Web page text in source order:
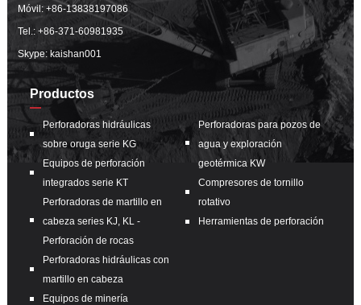
Móvil:+86-13838197086
Tel.:+86-371-60981935
Skype: kaishan001
Productos
Perforadoras hidráulicas
sobre oruga serie KG
Equipos de perforación
integrados serie KT
Perforadoras de martillo en
cabeza series KJ, KL -
Perforación de rocas
Perforadoras hidráulicas con
martillo en cabeza
Equipos de minería
Perforadoras para pozos de
agua y exploración
geotérmica KW
Compresores de tornillo
rotativo
Herramientas de perforación